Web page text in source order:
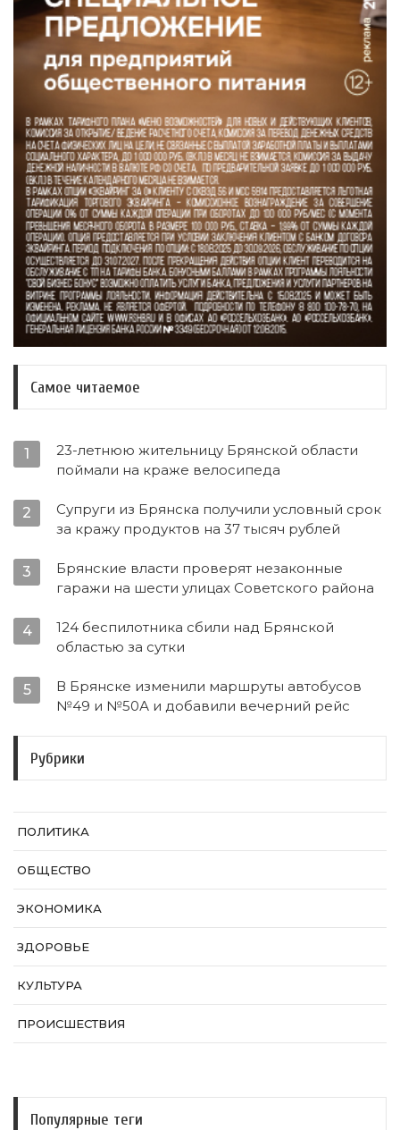
Самое читаемое
1
23-летнюю жительницу Брянской области
поймали на краже велосипеда
2
Супруги из Брянска получили условный срок
за кражу продуктов на 37 тысяч рублей
3
Брянские власти проверят незаконные
гаражи на шести улицах Советского района
4
124 беспилотника сбили над Брянской
областью за сутки
5
В Брянске изменили маршруты автобусов
№49 и №50А и добавили вечерний рейс
Рубрики
ПОЛИТИКА
ОБЩЕСТВО
ЭКОНОМИКА
ЗДОРОВЬЕ
КУЛЬТУРА
ПРОИСШЕСТВИЯ
Популярные теги